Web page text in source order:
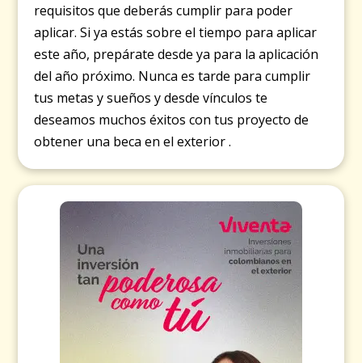
requisitos que deberás cumplir para poder
aplicar. Si ya estás sobre el tiempo para aplicar
este año, prepárate desde ya para la aplicación
del año próximo. Nunca es tarde para cumplir
tus metas y sueños y desde vínculos te
deseamos muchos éxitos con tus proyecto de
obtener una beca en el exterior .